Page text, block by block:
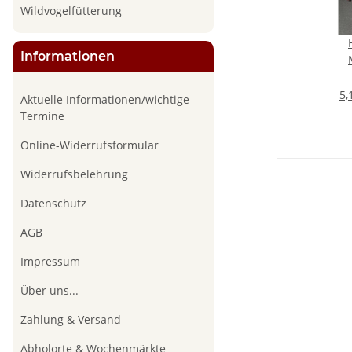
Wildvogelfütterung
Informationen
Aktuelle Informationen/wichtige
Termine
Online-Widerrufsformular
Widerrufsbelehrung
Datenschutz
AGB
Impressum
Über uns...
Zahlung & Versand
Abholorte & Wochenmärkte